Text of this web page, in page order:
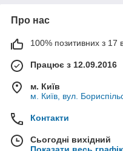
Про нас
100% позитивних з 17
Працює з 12.09.2016
м. Київ
м. Київ, вул.
Контакти
Сьогодні вихідний
Показати весь